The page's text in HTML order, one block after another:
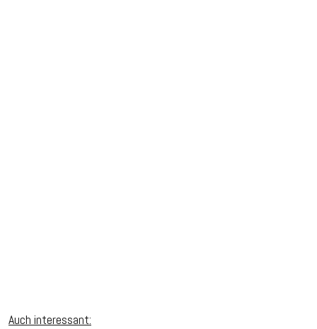
Auch interessant: